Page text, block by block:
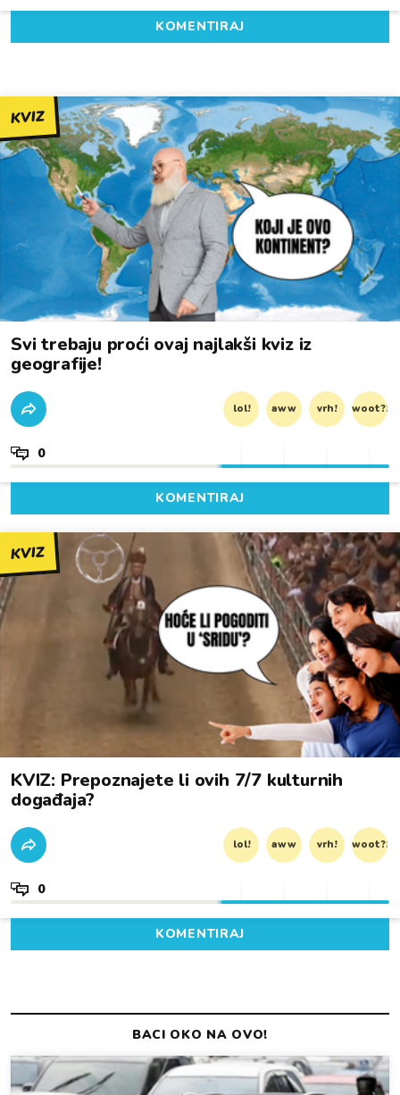
KOMENTIRAJ
KVIZ
Svi trebaju proći ovaj najlakši kviz iz
geografije!
lol! aww vrh! woot?!
0
KOMENTIRAJ
KVIZ
KVIZ: Prepoznajete li ovih 7/7 kulturnih
događaja?
lol! aww vrh! woot?!
0
KOMENTIRAJ